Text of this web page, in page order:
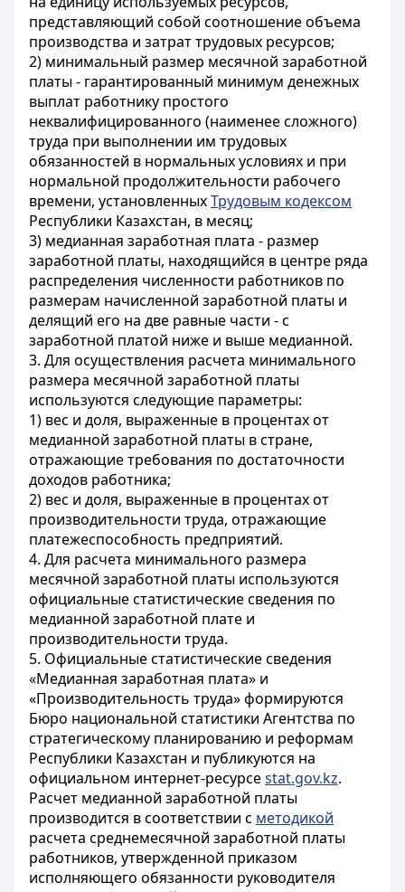
представляющий собой соотношение объема
производства и затрат трудовых ресурсов;
2) минимальный размер месячной заработной
платы - гарантированный минимум денежных
выплат работнику простого
неквалифицированного (наименее сложного)
труда при выполнении им трудовых
обязанностей в нормальных условиях и при
нормальной продолжительности рабочего
времени, установленныхТрудовым кодексом
Республики Казахстан, в месяц;
3) медианная заработная плата - размер
заработной платы, находящийся в центре ряда
распределения численности работников по
размерам начисленной заработной платы и
делящий его на две равные части - с
заработной платой ниже и выше медианной.
3. Для осуществления расчета минимального
размера месячной заработной платы
используются следующие параметры:
1) вес и доля, выраженные в процентах от
медианной заработной платы в стране,
отражающие требования по достаточности
доходов работника;
2) вес и доля, выраженные в процентах от
производительности труда, отражающие
платежеспособность предприятий.
4. Для расчета минимального размера
месячной заработной платы используются
официальные статистические сведения по
медианной заработной плате и
производительности труда.
5. Официальные статистические сведения
«Медианная заработная плата» и
«Производительность труда» формируются
Бюро национальной статистики Агентства по
стратегическому планированию и реформам
Республики Казахстан и публикуются на
официальном интернет-ресурсеstat.gov.kz.
Расчет медианной заработной платы
производится в соответствии с методикой
расчета среднемесячной заработной платы
работников, утвержденной приказом
исполняющего обязанности руководителя